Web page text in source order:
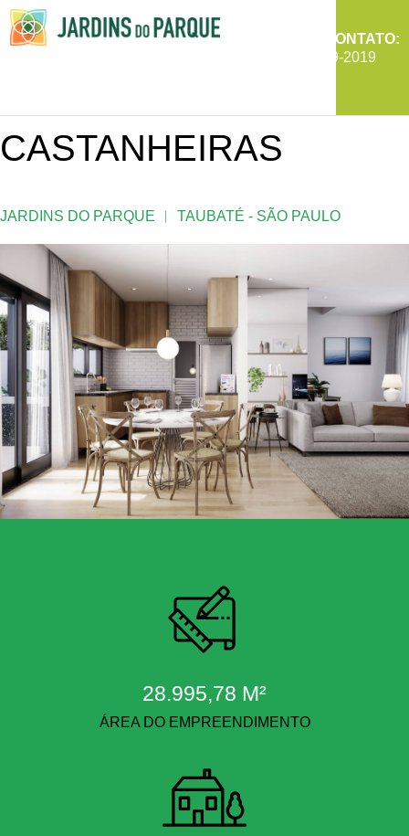
ENTRE EM CONTATO:
(12) 99639-2019
CASTANHEIRAS
JARDINS DO PARQUE ︱ TAUBATÉ - SÃO PAULO
28.995,78 M²
ÁREA DO EMPREENDIMENTO